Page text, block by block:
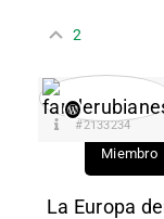
2
#2133234
Miembro
La Europa